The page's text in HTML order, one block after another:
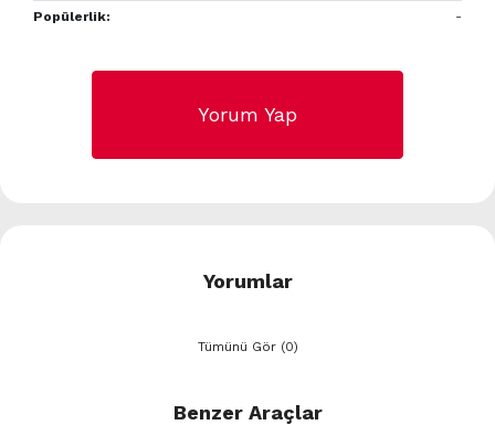
Popülerlik:
-
Yorum Yap
Yorumlar
Tümünü Gör (0)
Benzer Araçlar